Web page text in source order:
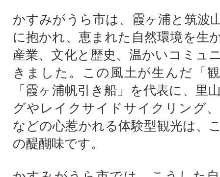
かすみがうら市は、霞ヶ浦と筑波
に抱かれ、恵まれた自然環境を生
産業、文化と歴史、温かいコミュ
きました。この風土が生んだ「
「霞ヶ浦帆引き船」を代表に、里
グやレイクサイドサイクリング
などの心惹かれる体験型観光は、
の醍醐味です。